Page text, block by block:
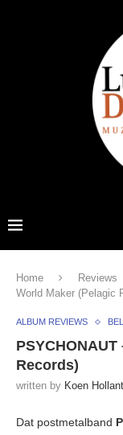
Home Reviews
World Maker (Pelagic
ALBUM REVIEWS
Records)
written by Koen
Dat postmetalband